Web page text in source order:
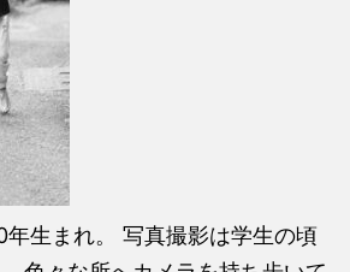
生まれ。 写真撮影は学生の頃